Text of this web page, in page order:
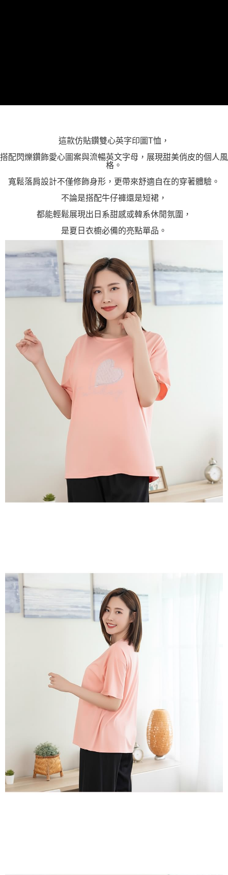
這款仿貼鑽雙心英字印圖T恤，
搭配閃爍鑽飾愛心圖案與流暢英文字母，展現甜美俏皮的個人風
格。
寬鬆落肩設計不僅修飾身形，更帶來舒適自在的穿著體驗。
不論是搭配牛仔褲還是短裙，
都能輕鬆展現出日系甜感或韓系休閒氛圍，
是夏日衣櫥必備的亮點單品。